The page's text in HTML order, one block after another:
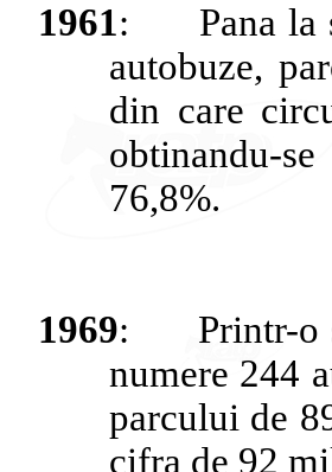
1961: Pana la
autobuze,
din care
obtinandu-se
76,8%.
1969: Printr-o
numere 244
parcului de
cifra de 92